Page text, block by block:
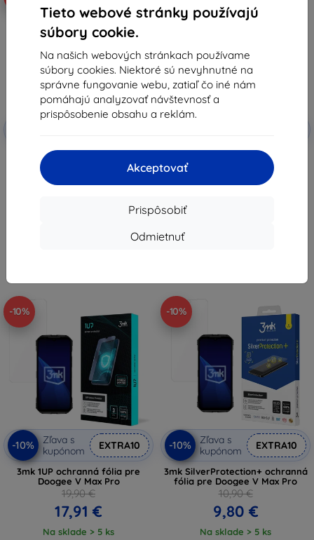
Tieto webové stránky používajú
súbory cookie.
Na našich webových stránkach používame
súbory cookies. Niektoré sú nevyhnutné na
správne fungovanie webu, zatiaľ čo iné nám
pomáhajú analyzovať návštevnosť a
prispôsobenie obsahu a reklám.
Akceptovať
Prispôsobiť
Odmietnuť
Zľava s
3mk FlexibleGlass Hybridné
tvrdené sklo pre Doogee V Max
8,91 €
3mk ARC+ ochranná fólia pre
Doogee V Max Pro
-10%
-10%
Zľava s
kupónom
EXTRA10
3mk 1UP ochranná fólia pre
Doogee V Max Pro
19,90 €
17,91 €
Na sklade > 5 ks
-10%
-10%
Zľava s
kupónom
EXTRA10
3mk SilverProtection+ ochranná
fólia pre Doogee V Max Pro
10,90 €
9,80 €
Na sklade > 5 ks